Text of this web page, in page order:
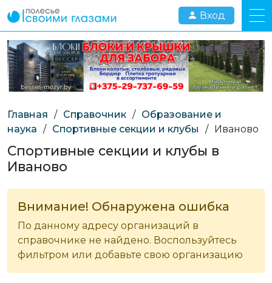
Вход
Главная / Справочник / Образование и
наука / Спортивные секции и клубы / Иваново
Спортивные секции и клубы в
Иваново
Внимание! Обнаружена ошибка
По данному адресу организаций в
справочнике не найдено. Воспользуйтесь
фильтром или добавьте свою организацию